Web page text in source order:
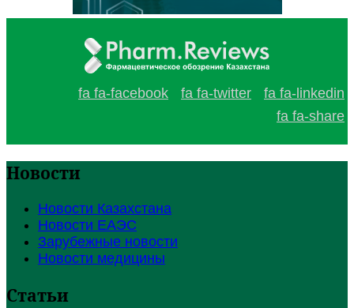
fa fa-facebook fa fa-twitter
fa fa-linkedin
fa fa-share
Новости
Новости Казахстана
Новости ЕАЭС
Зарубежные новости
Новости медицины
Статьи